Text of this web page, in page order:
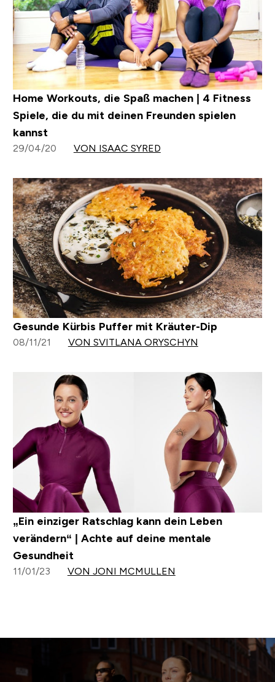
Home Workouts, die Spaß machen | 4 Fitness
Spiele, die du mit deinen Freunden spielen
kannst
29/04/20 VON ISAAC SYRED
Gesunde Kürbis Puffer mit Kräuter-Dip
08/11/21 VON SVITLANA ORYSCHYN
„Ein einziger Ratschlag kann dein Leben
verändern“ | Achte auf deine mentale
Gesundheit
11/01/23 VON JONI MCMULLEN